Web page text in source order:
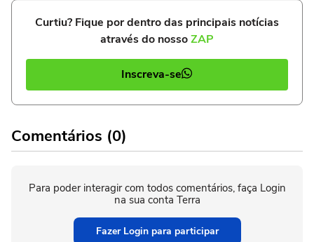
Curtiu? Fique por dentro das principais notícias
através do nossoZAP
Inscreva-se
Comentários (0)
Para poder interagir com todos comentários, faça Login
na sua conta Terra
Fazer Login para participar